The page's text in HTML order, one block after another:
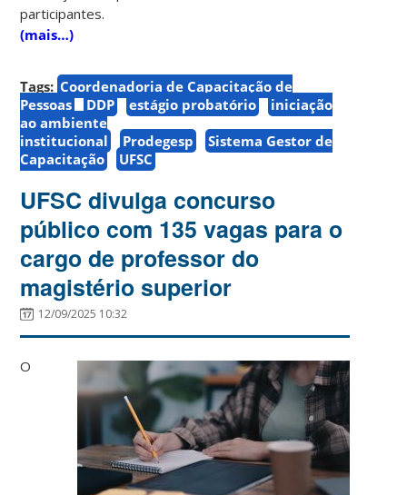
participantes.
(mais…)
Tags: Coordenadoria de Capacitação de
Pessoas
DDP estágio probatório
iniciação
ao ambiente
institucional
Prodegesp
Sistema Gestor de
Capacitação
UFSC
UFSC divulga concurso
público com 135 vagas para o
cargo de professor do
magistério superior
12/09/2025 10:32
O